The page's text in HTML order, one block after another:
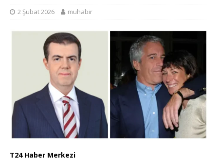
2 Şubat 2026 muhabir
T24 Haber Merkezi